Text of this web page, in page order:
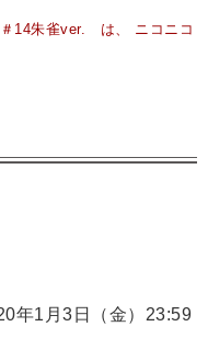
14朱雀ver. は、 ニコニコ
年1月3日（金）23:59